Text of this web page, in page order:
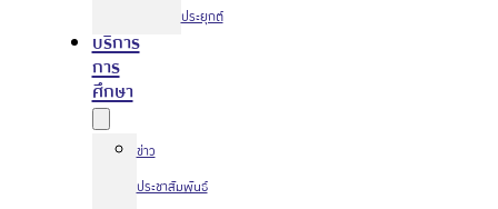
ประยุกต์
บริการ
การ
ศึกษา
ข่าว
ประชาสัมพันธ์